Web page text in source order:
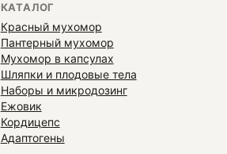
КАТАЛОГ
Красный мухомор
Пантерный мухомор
Мухомор в капсулах
Шляпки и плодовые тела
Наборы и микродозинг
Ежовик
Кордицепс
Адаптогены